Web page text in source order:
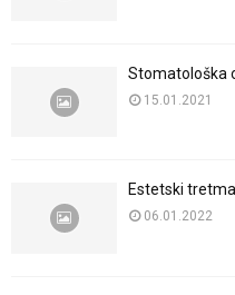
Stomatološka
15.01.2021
Estetski
06.01.2022